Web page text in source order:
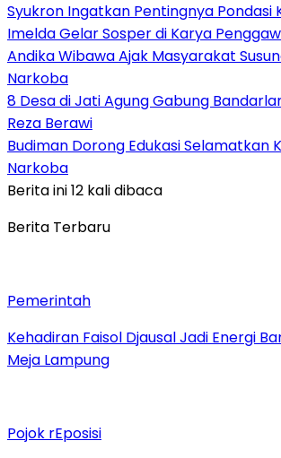
Syukron Ingatkan Pentingnya Pondasi
Imelda Gelar Sosper di Karya
Andika Wibawa Ajak Masyarakat
Narkoba
8 Desa di Jati Agung Gabung
Reza Berawi
Budiman Dorong Edukasi Selamatkan
Narkoba
Berita ini 12 kali dibaca
Berita Terbaru
Pemerintah
Kehadiran Faisol Djausal Jadi Energi
Meja Lampung
Pojok rEposisi